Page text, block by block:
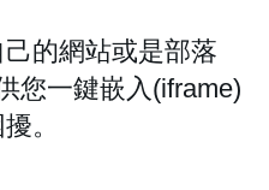
的網站或是部落
您一鍵嵌入(iframe)
。